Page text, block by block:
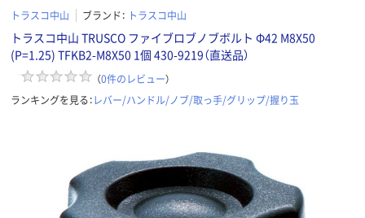
トラスコ中山 ブランド： トラスコ中山
トラスコ中山 TRUSCO ファイブロブノブボルト Φ42 M8X50
(P=1.25) TFKB2-M8X50 1個 430-9219（直送品）
（0件のレビュー）
ランキングを見る：レバー/ハンドル/ノブ/取っ手/グリップ/握り玉